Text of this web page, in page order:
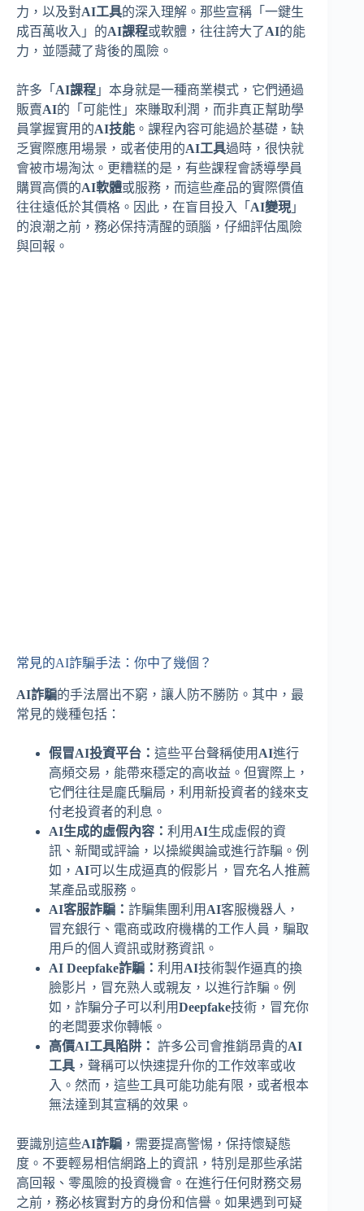
力，以及對AI工具的深入理解。那些宣稱「一鍵生
成百萬收入」的AI課程或軟體，往往誇大了AI的能
力，並隱藏了背後的風險。
許多「 AI課程 」本身就是一種商業模式，它們通過
販賣AI的「可能性」來賺取利潤，而非真正幫助學
員掌握實用的AI技能 。課程內容可能過於基礎，缺
乏實際應用場景，或者使用的AI工具過時，很快就
會被市場淘汰。更糟糕的是，有些課程會誘導學員
購買高價的AI軟體或服務，而這些產品的實際價值
往往遠低於其價格。因此，在盲目投入「 AI變現 」
的浪潮之前，務必保持清醒的頭腦，仔細評估風險
與回報。
常見的AI詐騙手法：你中了幾個？
AI詐騙的手法層出不窮，讓人防不勝防。其中，最
常見的幾種包括：
假冒AI投資平台： 這些平台聲稱使用 AI進行
高頻交易，能帶來穩定的高收益。但實際上，
它們往往是龐氏騙局，利用新投資者的錢來支
付老投資者的利息。
AI生成的虛假內容： 利用 AI生成虛假的資
訊、新聞或評論，以操縱輿論或進行詐騙。例
如， AI可以生成逼真的假影片，冒充名人推薦
某產品或服務。
AI客服詐騙： 詐騙集團利用 AI客服機器人，
冒充銀行、電商或政府機構的工作人員，騙取
用戶的個人資訊或財務資訊。
AI Deepfake詐騙： 利用 AI技術製作逼真的換
臉影片，冒充熟人或親友，以進行詐騙。例
如，詐騙分子可以利用Deepfake技術，冒充你
的老闆要求你轉帳。
高價AI工具陷阱： 許多公司會推銷昂貴的AI
工具 ，聲稱可以快速提升你的工作效率或收
入。然而，這些工具可能功能有限，或者根本
無法達到其宣稱的效果。
要識別這些AI詐騙 ，需要提高警惕，保持懷疑態
度。不要輕易相信網路上的資訊，特別是那些承諾
高回報、零風險的投資機會。在進行任何財務交易
之前，務必核實對方的身份和信譽。如果遇到可疑